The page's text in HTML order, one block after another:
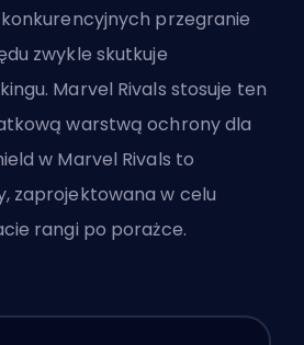
przegranie
zwykle skutkuje
Marvel Rivals stosuje ten
warstwą ochrony dla
w Marvel Rivals to
zaprojektowana w celu
rangi po porażce.